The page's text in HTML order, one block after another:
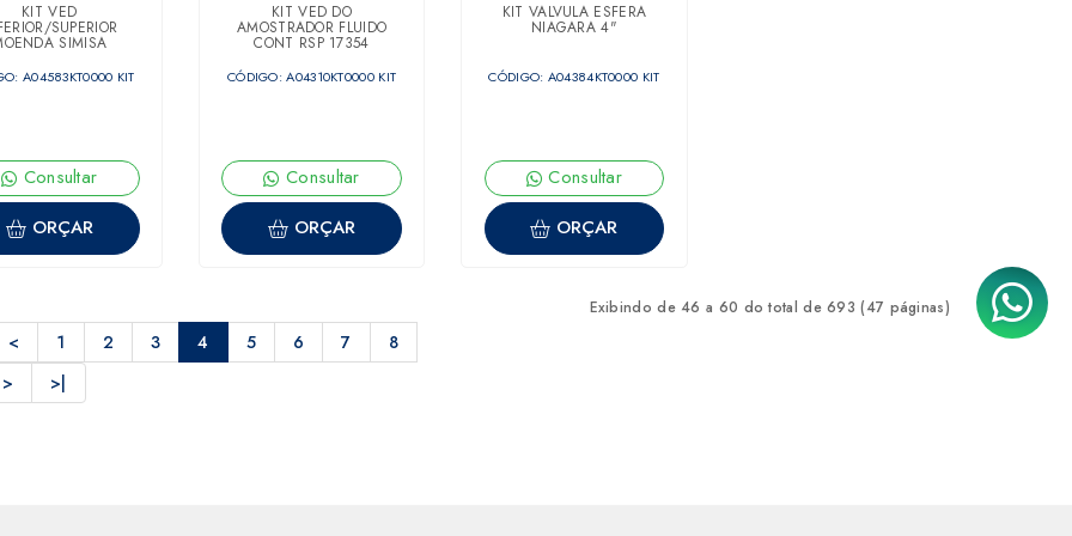
KIT VED
SUPERIOR
SIMISA
A04583KT0000 KIT
Consultar
ORÇAR
KIT VED DO
AMOSTRADOR FLUIDO
CONT RSP 17354
CÓDIGO: A04310KT0000 KIT
Consultar
ORÇAR
KIT VALVULA ESFERA
NIAGARA 4"
CÓDIGO: A04384KT0000 KIT
Consultar
ORÇAR
< 1 2 3 4 5 6 7
8
> >|
Exibindo de 46 a 60 do total de 693 (47 páginas)